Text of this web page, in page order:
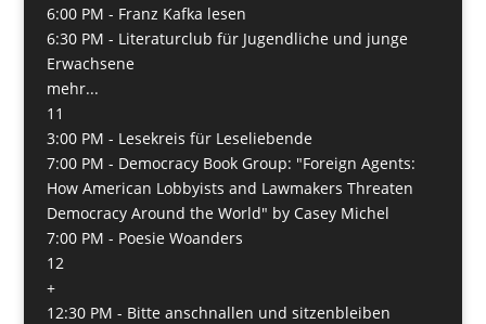
6:00 PM - Franz Kafka lesen
6:30 PM - Literaturclub für Jugendliche und junge
Erwachsene
mehr...
11
3:00 PM - Lesekreis für Leseliebende
7:00 PM - Democracy Book Group: "Foreign Agents:
How American Lobbyists and Lawmakers Threaten
Democracy Around the World" by Casey Michel
7:00 PM - Poesie Woanders
12
+
12:30 PM - Bitte anschnallen und sitzenbleiben